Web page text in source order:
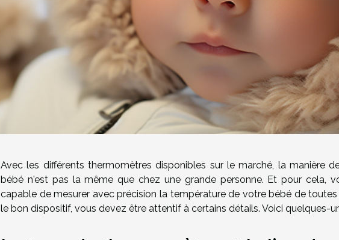
Avec les différents thermomètres disponibles sur le marché, la manière
bébé n'est pas la même que chez une grande personne. Et pour cela,
capable de mesurer avec précision la température de votre bébé de toutes
le bon dispositif, vous devez être attentif à certains détails. Voici quelques-